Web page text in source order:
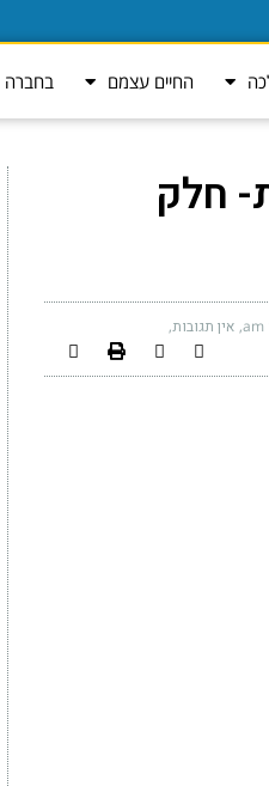
החיים עצמם בחברה
חלק
אין תגובות